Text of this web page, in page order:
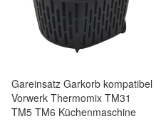
Gareinsatz Garkorb kompatibel
Vorwerk Thermomix TM31
TM5 TM6 Küchenmaschine